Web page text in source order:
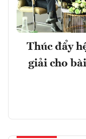
Thúc đẩy
giải cho